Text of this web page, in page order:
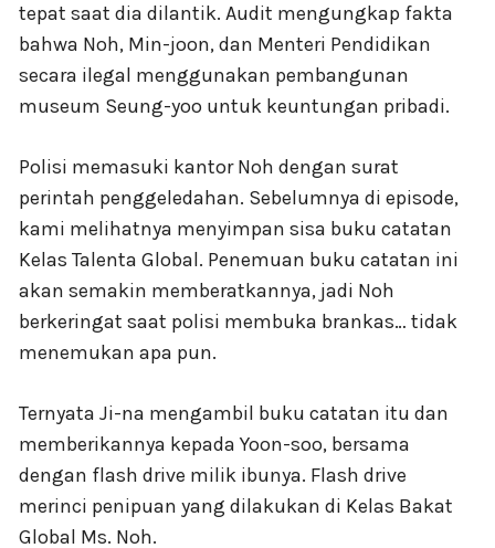
tepat saat dia dilantik. Audit mengungkap fakta
bahwa Noh, Min-joon, dan Menteri Pendidikan
secara ilegal menggunakan pembangunan
museum Seung-yoo untuk keuntungan pribadi.
Polisi memasuki kantor Noh dengan surat
perintah penggeledahan. Sebelumnya di episode,
kami melihatnya menyimpan sisa buku catatan
Kelas Talenta Global. Penemuan buku catatan ini
akan semakin memberatkannya, jadi Noh
berkeringat saat polisi membuka brankas… tidak
menemukan apa pun.
Ternyata Ji-na mengambil buku catatan itu dan
memberikannya kepada Yoon-soo, bersama
dengan flash drive milik ibunya. Flash drive
merinci penipuan yang dilakukan di Kelas Bakat
Global Ms. Noh.